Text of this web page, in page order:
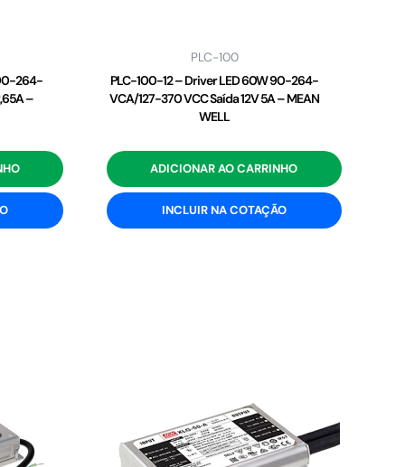
264-
–
PLC-100
PLC-100-12 – Driver LED 60W 90-264-
VCA/127-370 VCC Saída 12V 5A – MEAN
WELL
ADICIONAR AO CARRINHO
INCLUIR NA COTAÇÃO